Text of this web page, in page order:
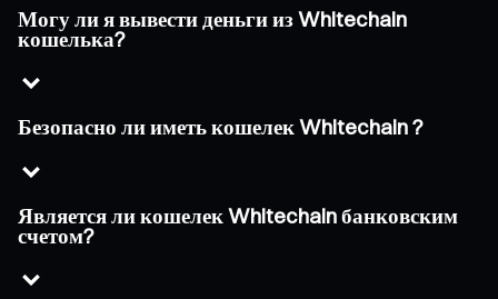
Могу ли я вывести деньги из Whitechain
кошелька?
Безопасно ли иметь кошелек Whitechain ?
Является ли кошелек Whitechain банковским
счетом?